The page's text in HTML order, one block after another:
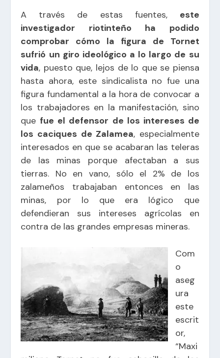
A través de estas fuentes, este
investigador riotinteño ha podido
comprobar cómo la figura de Tornet
sufrió un giro ideológico a lo largo de su
vida, puesto que, lejos de lo que se piensa
hasta ahora, este sindicalista no fue una
figura fundamental a la hora de convocar a
los trabajadores en la manifestación, sino
que fue el defensor de los intereses de
los caciques de Zalamea, especialmente
interesados en que se acabaran las teleras
de las minas porque afectaban a sus
tierras. No en vano, sólo el 2% de los
zalameños trabajaban entonces en las
minas, por lo que era lógico que
defendieran sus intereses agrícolas en
contra de las grandes empresas mineras.
Com
o
aseg
ura
este
escrit
or,
“Maxi